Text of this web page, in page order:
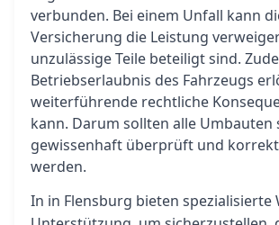
verbunden. Bei einem Unfall kann
Versicherung die Leistung
unzulässige Teile beteiligt sind.
Betriebserlaubnis des Fahrzeugs
weiterführende rechtliche
kann. Darum sollten alle Umbauten
gewissenhaft überprüft und
werden.
In in Flensburg bieten spezialisierte